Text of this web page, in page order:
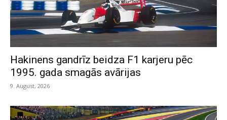
Hakinens gandrīz beidza F1 karjeru pēc
1995. gada smagās avārijas
9. August, 2026